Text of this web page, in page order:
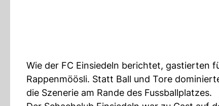
Wie der FC Einsiedeln berichtet, gastierten
Rappenmöösli. Statt Ball und Tore
die Szenerie am Rande des Fussballplatzes.